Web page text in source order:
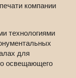
компании
технологиями
для
освещающего